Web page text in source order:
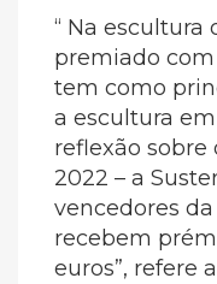
“ Na escultura
premiado com
tem como
a escultura
reflexão sobre
2022 – a
vencedores
recebem
euros”, refere